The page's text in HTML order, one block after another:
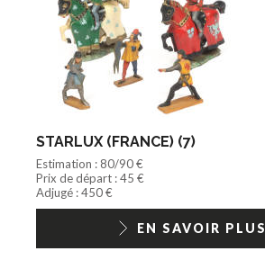
STARLUX (FRANCE) (7)
Estimation : 80/90 €
Prix de départ : 45 €
Adjugé : 450 €
EN SAVOIR PLUS